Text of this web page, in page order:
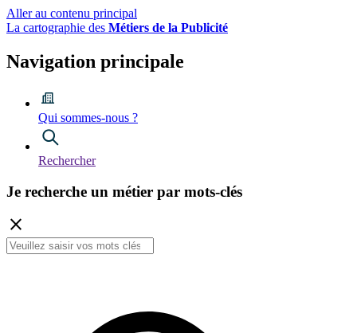
Aller au contenu principal
La cartographie des Métiers de la Publicité
Navigation principale
Qui sommes-nous ?
Rechercher
Je recherche un métier par mots-clés
close